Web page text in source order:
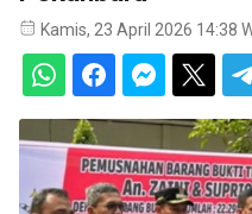
Kamis, 23 April 2026 14:38